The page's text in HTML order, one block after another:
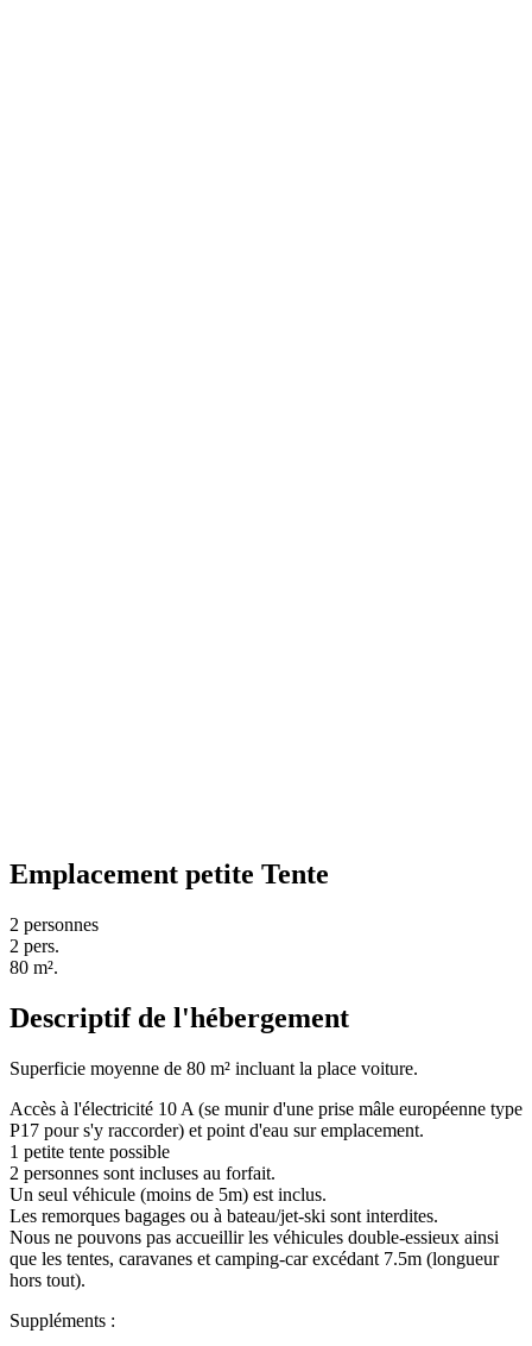
Emplacement petite Tente
2 personnes
2 pers.
80 m².
Descriptif de l'hébergement
Superficie moyenne de 80 m² incluant la place voiture.
Accès à l'électricité 10 A (se munir d'une prise mâle européenne type
P17 pour s'y raccorder) et point d'eau sur emplacement.
1 petite tente possible
2 personnes sont incluses au forfait.
Un seul véhicule (moins de 5m) est inclus.
Les remorques bagages ou à bateau/jet-ski sont interdites.
Nous ne pouvons pas accueillir les véhicules double-essieux ainsi
que les tentes, caravanes et camping-car excédant 7.5m (longueur
hors tout).
Suppléments :